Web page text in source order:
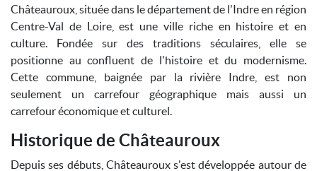
Châteauroux, située dans le département de l'Indre en région
Centre-Val de Loire, est une ville riche en histoire et en
culture. Fondée sur des traditions séculaires, elle se
positionne au confluent de l'histoire et du modernisme.
Cette commune, baignée par la rivière Indre, est non
seulement un carrefour géographique mais aussi un
carrefour économique et culturel.
Historique de Châteauroux
Depuis ses débuts, Châteauroux s'est développée autour de